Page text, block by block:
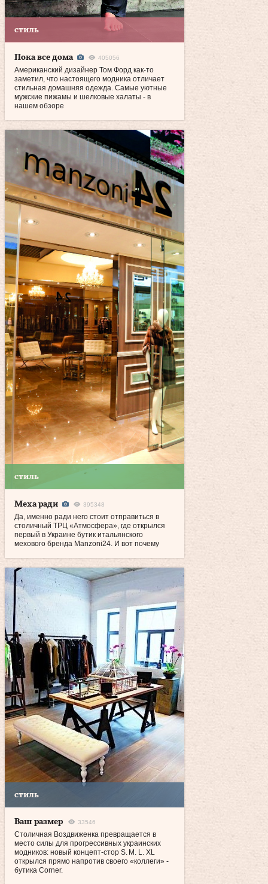
стиль
Пока все дома 405056
Американский дизайнер Том Форд как‑то
заметил, что настоящего модника отличает
стильная домашняя одежда. Самые уютные
мужские пижамы и шелковые халаты - в
нашем обзоре
стиль
Меха ради 395348
Да, именно ради него стоит отправиться в
столичный ТРЦ «Атмосфера», где открылся
первый в Украине бутик итальянского
мехового бренда Manzoni24. И вот почему
стиль
Ваш размер 33546
Столичная Воздвиженка превращается в
место силы для прогрессивных украинских
модников: новый концепт-стор S. M. L. XL
открылся прямо напротив своего «коллеги» -
бутика Corner.